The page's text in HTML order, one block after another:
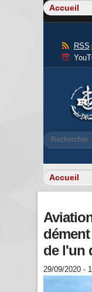
RSS
Rechercher
de l'un
29/09/2020 -